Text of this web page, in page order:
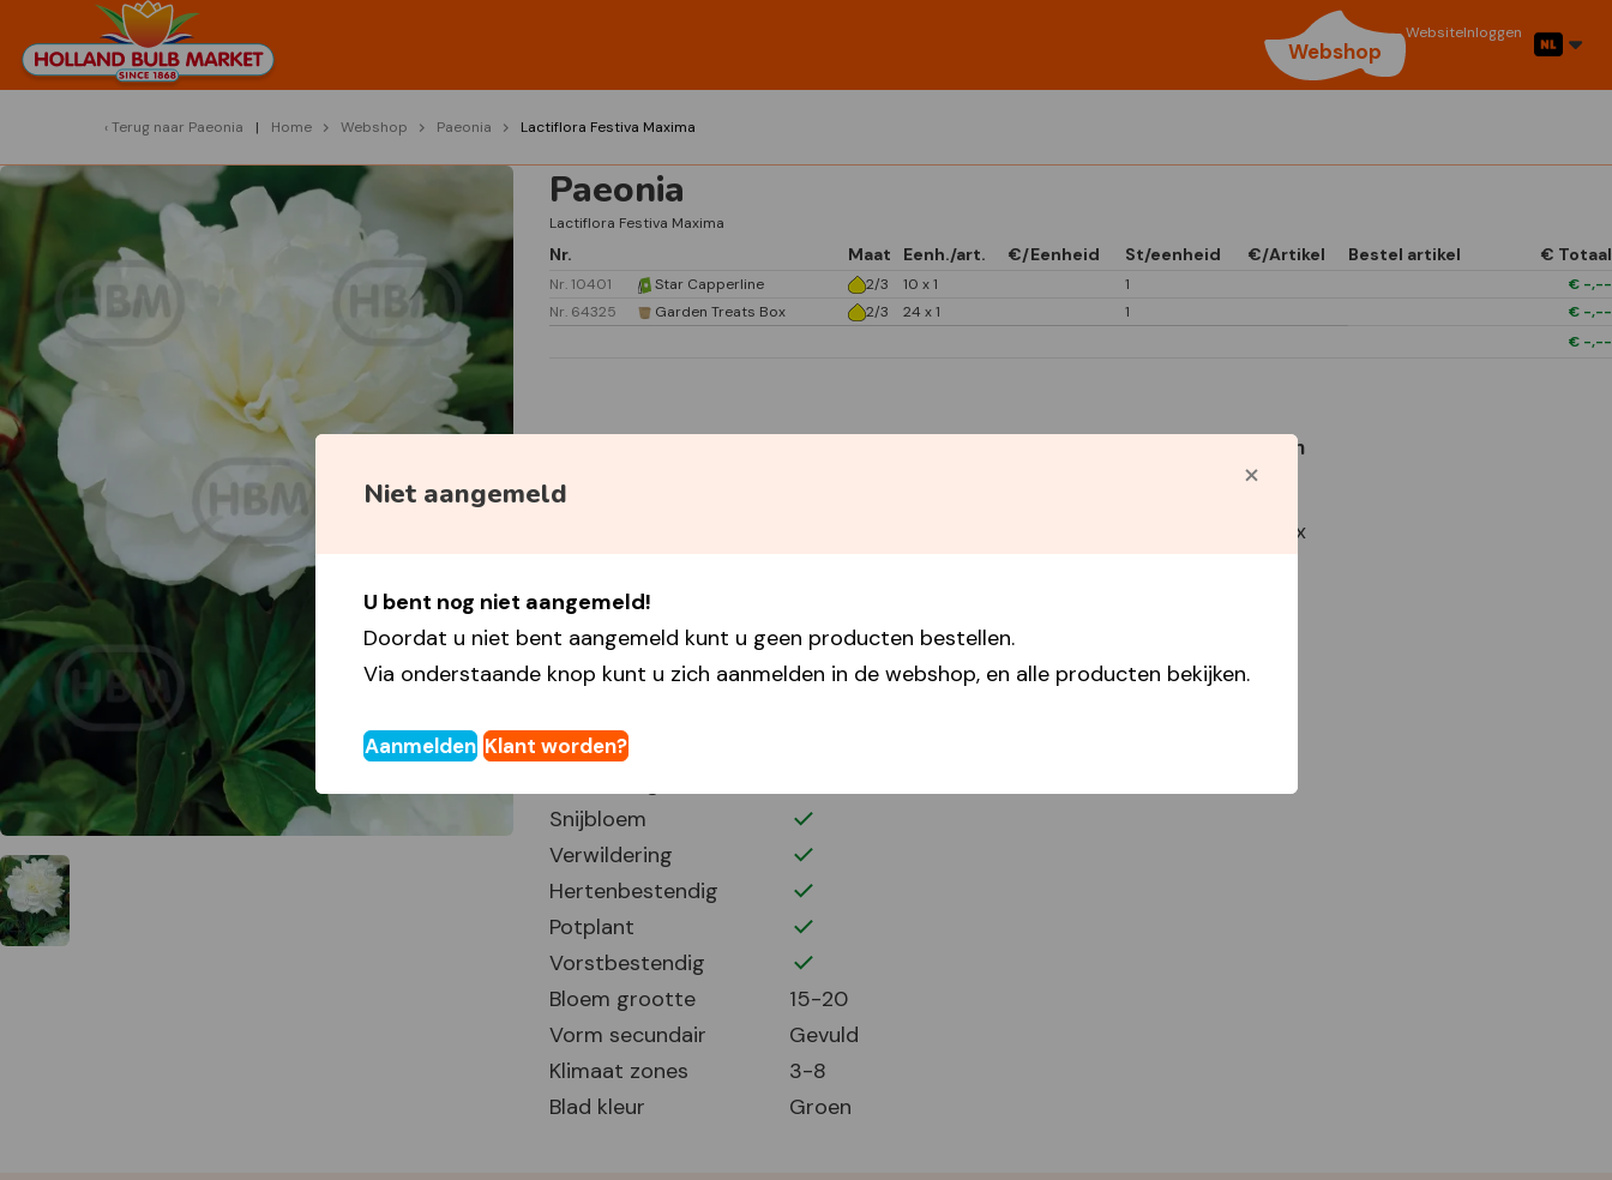
Webshop
WebsiteInloggen
Niet aangemeld
U bent nog niet aangemeld!
Doordat u niet bent aangemeld kunt u geen producten bestellen.
Via onderstaande knop kunt u zich aanmelden in de webshop, en alle producten bekijken.
Aanmelden Klant worden?
Terug naar Paeonia Home Webshop Paeonia Lactiflora Festiva Maxima
Paeonia
Lactiflora Festiva Maxima
Nr. Maat Eenh./art. €/Eenheid St/eenheid €/Artikel Bestel artikel € Totaal
Nr. 10401 Star Capperline 2/3 10 x 1 1 € -,--
Nr. 64325
Garden Treats Box 2/3 24 x 1 1 € -,--
€ -,--
Primaire kleur
Plantafstand
Plant periode
3-6 9-11
Bloei periode
7-9
Volle zon
Snijbloem
Verwildering
Hertenbestendig
Potplant
Vorstbestendig
Bloem grootte
15-20
Vorm secundair
Gevuld
Klimaat zones
3-8
Blad kleur
Groen
Gebruikte symbolen
Garden Treats Box